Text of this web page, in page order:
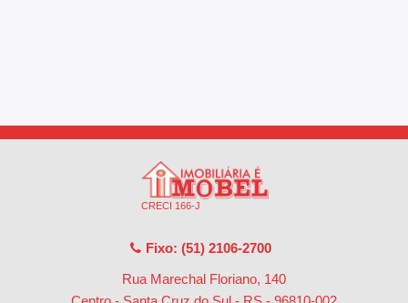
CRECI 166-J
Fixo: (51) 2106-2700
Rua Marechal Floriano, 140